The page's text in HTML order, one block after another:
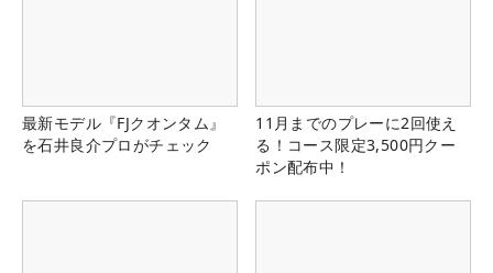
最新モデル『FJクオンタム』
を石井良介プロがチェック
11月までのプレーに2回使え
る！コース限定3,500円クー
ポン配布中！